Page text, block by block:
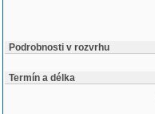
Podrobnosti v rozvrhu
Termín a délka